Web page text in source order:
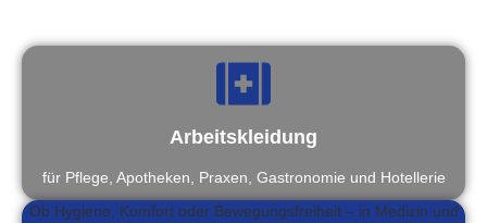
Arbeitskleidung
für Pflege, Apotheken, Praxen, Gastronomie und Hotellerie
Ob Hygiene, Komfort oder Bewegungsfreiheit – in Medizin und